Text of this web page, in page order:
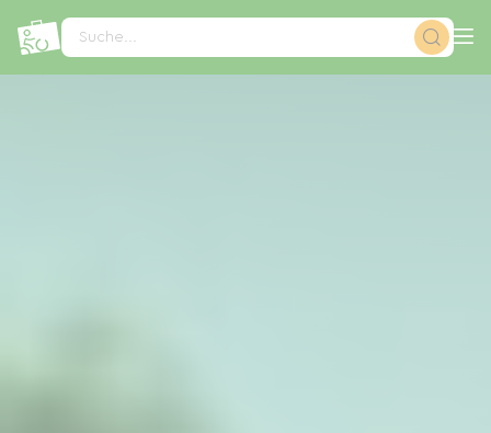
Suche...
Cookie-Einstellungen